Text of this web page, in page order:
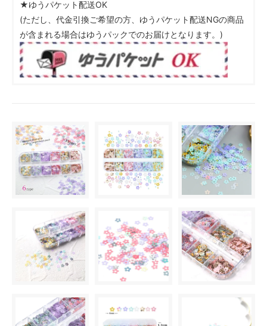
★ゆうパケット配送OK
(ただし、代金引換ご希望の方、ゆうパケット配送NGの商品
が含まれる場合はゆうパックでのお届けとなります。)